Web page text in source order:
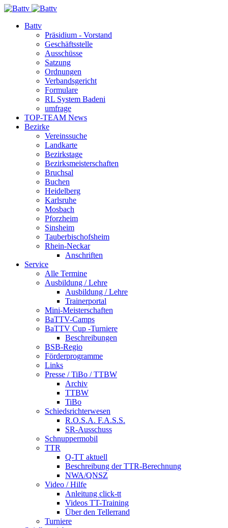
Battv
Präsidium - Vorstand
Geschäftsstelle
Ausschüsse
Satzung
Ordnungen
Verbandsgericht
Formulare
RL System Badeni
umfrage
TOP-TEAM News
Bezirke
Vereinssuche
Landkarte
Bezirkstage
Bezirksmeisterschaften
Bruchsal
Buchen
Heidelberg
Karlsruhe
Mosbach
Pforzheim
Sinsheim
Tauberbischofsheim
Rhein-Neckar
Anschriften
Service
Alle Termine
Ausbildung / Lehre
Ausbildung / Lehre
Trainerportal
Mini-Meisterschaften
BaTTV-Camps
BaTTV Cup -Turniere
Beschreibungen
BSB-Regio
Förderprogramme
Links
Presse / TiBo / TTBW
Archiv
TTBW
TiBo
Schiedsrichterwesen
R.O.S.A. F.A.S.S.
SR-Ausschuss
Schnuppermobil
TTR
Q-TT aktuell
Beschreibung der TTR-Berechnung
NWA/QNSZ
Video / Hilfe
Anleitung click-tt
Videos TT-Training
Über den Tellerrand
Turniere